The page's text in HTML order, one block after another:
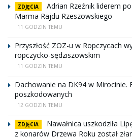
ZDJĘCIA
Adrian Rzeźnik liderem
Marma Rajdu Rzeszowskiego
11 GODZIN TEMU
Przyszłość ZOZ-u w Ropczycach
ropczycko-sędziszowskim
11 GODZIN TEMU
Dachowanie na DK94 w Mirocinie.
poszkodowanych
12 GODZIN TEMU
ZDJĘCIA
Nawałnica uszkodziła
z konarów Drzewa Roku został